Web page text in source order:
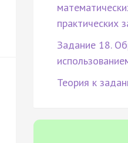
практических
Задание 18.
Теория к